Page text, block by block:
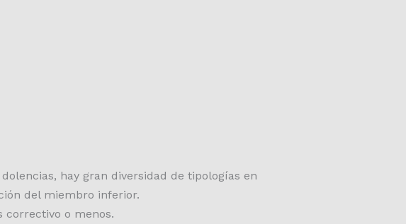
hay gran diversidad de tipologías en
del miembro inferior.
correctivo o menos.